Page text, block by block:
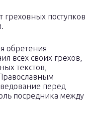
поступков
обретения
всех своих грехов,
текстов,
перед
посредника между